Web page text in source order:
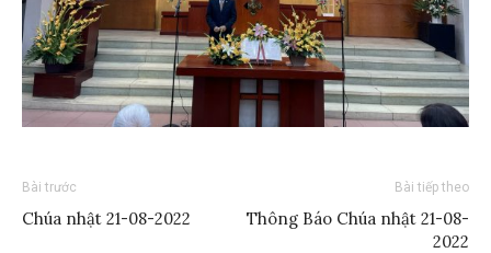
Bài trước
Chúa nhật 21-08-2022
Bài tiếp theo
Thông Báo Chúa nhật 21-08-
2022